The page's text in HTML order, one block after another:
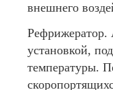
внешнего
Рефрижератор.
установкой,
температуры.